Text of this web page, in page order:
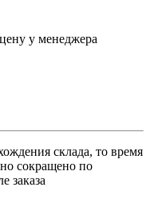
у менеджера
склада, то время
сокращено по
заказа